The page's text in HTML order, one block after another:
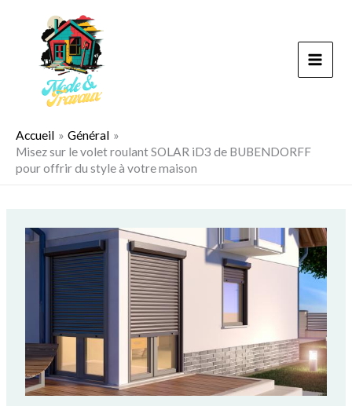
Accueil
Général
Misez sur le volet roulant SOLAR iD3 de BUBENDORFF
pour offrir du style à votre maison